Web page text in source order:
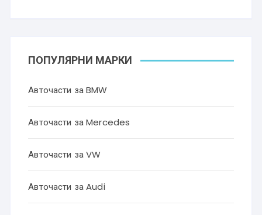
ПОПУЛЯРНИ МАРКИ
Авточасти за BMW
Авточасти за Mercedes
Авточасти за VW
Авточасти за Audi